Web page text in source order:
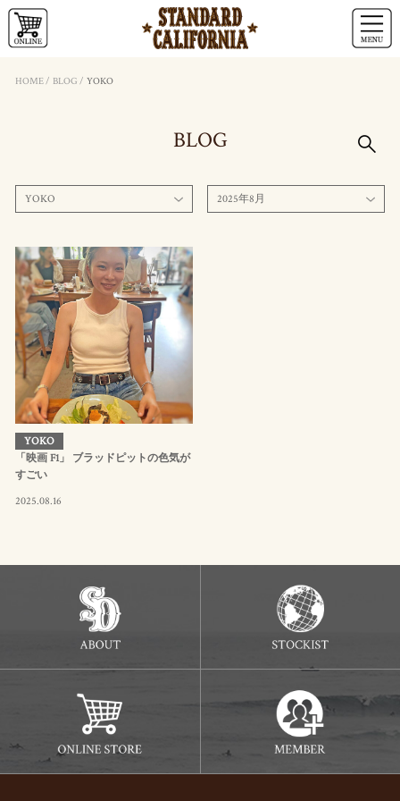
HOME/ BLOG / YOKO
BLOG
YOKO 2025年8月
YOKO
「映画 F1」 ブラッドピットの色気が
すごい
2025.08.16